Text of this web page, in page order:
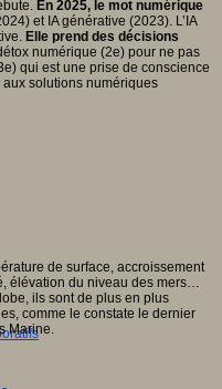
En 2025, le mot numérique
et IA générative (2023). L’IA
Elle prend des décisions
numérique (2e) pour ne pas
qui est une prise de conscience
solutions numériques
de surface, accroissement
élévation du niveau des mers…
ils sont de plus en plus
comme le constate le dernier
Marine.